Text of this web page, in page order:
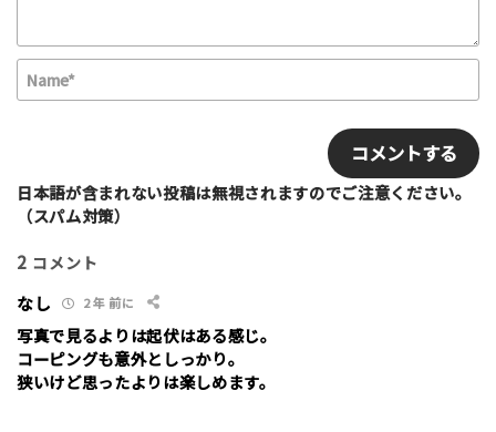
最高！
よかった！ ふつう
いまいち
最悪
ファミリー向け
利用者多い
利用者少ない
女性多い
セクション多い
セクション少ない
写真など
N
*
i日本語が含まれない投稿は無視されますのでご注意ください。
（スパム対策）
2 コメント
なし 2 年 前に
写真で見るよりは起伏はある感じ。
コーピングも意外としっかり。
狭いけど思ったよりは楽しめます。